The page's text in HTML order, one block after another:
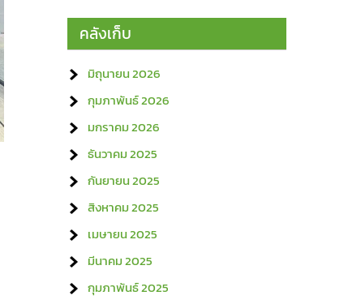
คลังเก็บ
มิถุนายน 2026
กุมภาพันธ์ 2026
มกราคม 2026
ธันวาคม 2025
กันยายน 2025
สิงหาคม 2025
เมษายน 2025
มีนาคม 2025
กุมภาพันธ์ 2025